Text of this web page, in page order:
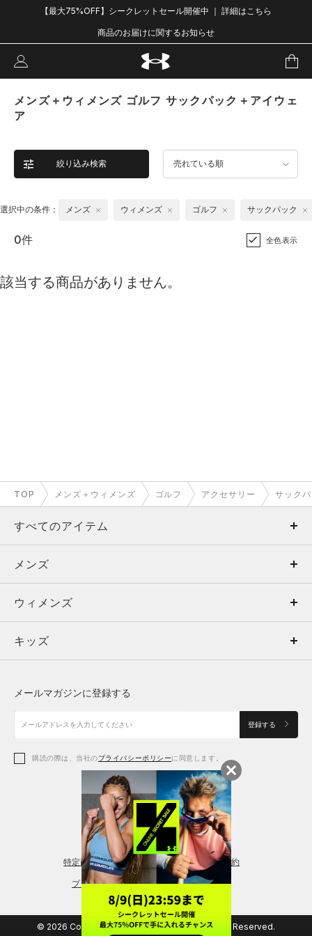
【最大75%OFF】シークレットセール開催中 ｜ 詳細はこちら
商品のお届けに関するお知らせ
メンズ＋ウィメンズ ゴルフ サックパック＋アイウェ
ア
絞り込み検索 売れている順
選択中の条件： メンズ ウィメンズ ゴルフ サックパック
0件 全色表示
該当する商品がありません。
TOP メンズ＋ウィメンズ ゴルフ アクセサリー サック
すべてのアイテム
メンズ
ウィメンズ
キッズ
アクセサリー
メンズ
トップス
ボトムス
アクセサリー
ウィメンズ
トップス
シューズ
アクセサリー
レギンス＆タイツ
キッズ
シューズ
メールマガジンに登録する
登録する
購読の際は、当社のプライバシーポリシーに同意します。
特定商取引法に基づく通販の表記 会員規約
プライバシーポリシー
© 2026 Copyright DOME Corporation. All Rights Reserved.